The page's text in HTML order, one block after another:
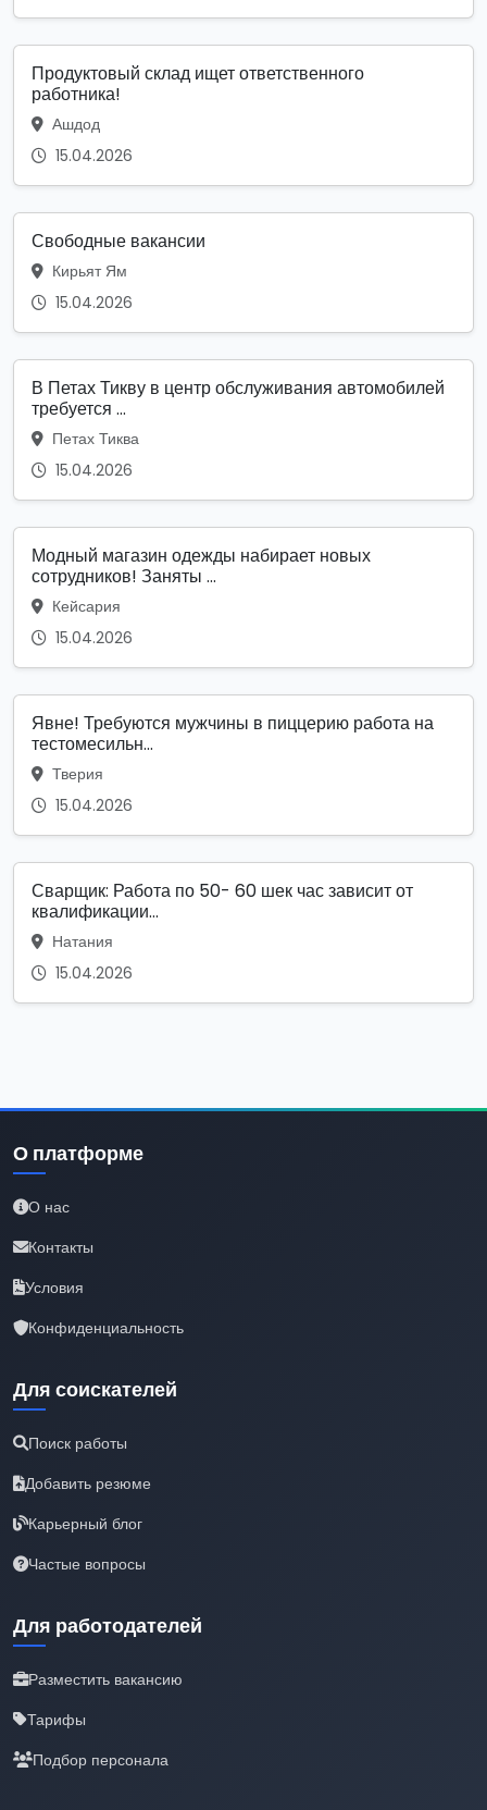
Продуктовый склад ищет ответственного
работника!
Ашдод
15.04.2026
Свободные вакансии
Кирьят Ям
15.04.2026
В Петах Тикву в центр обслуживания автомобилей
требуется ...
Петах Тиква
15.04.2026
Модный магазин одежды набирает новых
сотрудников! Заняты ...
Кейсария
15.04.2026
Явне! Требуются мужчины в пиццерию работа на
тестомесильн...
Тверия
15.04.2026
Сварщик: Работа по 50- 60 шек час зависит от
квалификации...
Натания
15.04.2026
О платформе
О нас
Контакты
Условия
Конфиденциальность
Для соискателей
Поиск работы
Добавить резюме
Карьерный блог
Частые вопросы
Для работодателей
Разместить вакансию
Тарифы
Подбор персонала